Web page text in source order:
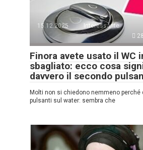
15.12.2025
Interessante
Finora avete usato il WC
sbagliato: ecco cosa
davvero il secondo
Molti non si chiedono nemmeno perché
pulsanti sul water: sembra che